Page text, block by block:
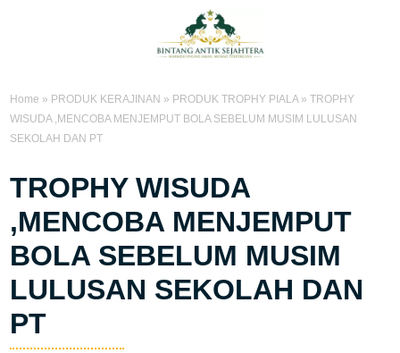
Home » PRODUK KERAJINAN » PRODUK TROPHY PIALA»TROPHY
WISUDA ,MENCOBA MENJEMPUT BOLA SEBELUM MUSIM LULUSAN
SEKOLAH DAN PT
TROPHY WISUDA
,MENCOBA MENJEMPUT
BOLA SEBELUM MUSIM
LULUSAN SEKOLAH DAN
PT